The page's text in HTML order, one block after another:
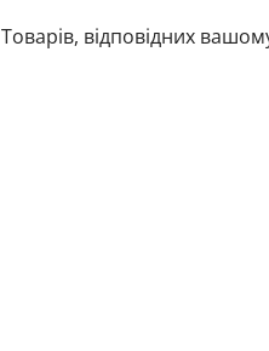
Товарів, відповідних